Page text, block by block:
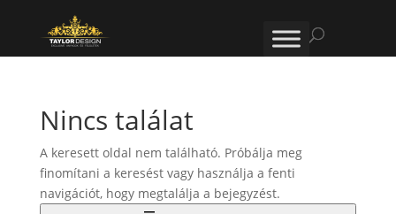
Nincs találat
A keresett oldal nem található. Próbálja meg
finomítani a keresést vagy használja a fenti
navigációt, hogy megtalálja a bejegyzést.